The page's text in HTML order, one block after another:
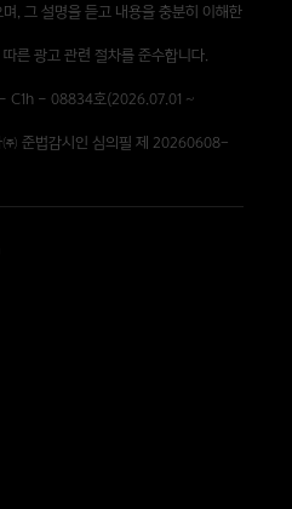
, 그 설명을 듣고 내용을 충분히 이해한
른 광고 관련 절차를 준수합니다.
C1h – 08834호(2026.07.01 ~
㈜ 준법감시인 심의필 제 20260608-